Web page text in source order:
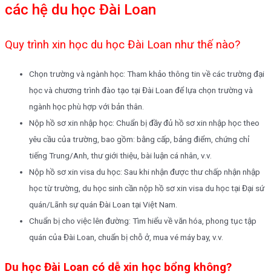
các hệ du học Đài Loan
Quy trình xin học du học Đài Loan như thế nào?
Chọn trường và ngành học: Tham khảo thông tin về các trường đại
học và chương trình đào tạo tại Đài Loan để lựa chọn trường và
ngành học phù hợp với bản thân.
Nộp hồ sơ xin nhập học: Chuẩn bị đầy đủ hồ sơ xin nhập học theo
yêu cầu của trường, bao gồm: bằng cấp, bảng điểm, chứng chỉ
tiếng Trung/Anh, thư giới thiệu, bài luận cá nhân, v.v.
Nộp hồ sơ xin visa du học: Sau khi nhận được thư chấp nhận nhập
học từ trường, du học sinh cần nộp hồ sơ xin visa du học tại Đại sứ
quán/Lãnh sự quán Đài Loan tại Việt Nam.
Chuẩn bị cho việc lên đường: Tìm hiểu về văn hóa, phong tục tập
quán của Đài Loan, chuẩn bị chỗ ở, mua vé máy bay, v.v.
Du học Đài Loan có dễ xin học bổng không?